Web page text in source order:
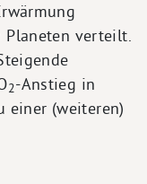
Planeten verteilt.
2-Anstieg in
einer (weiteren)